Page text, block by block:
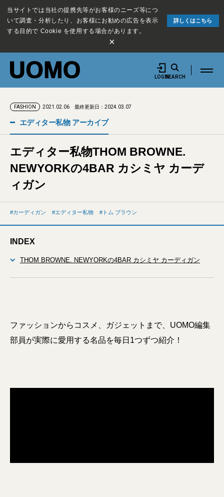
当サイトでは当社の提携先等がお客様のニーズ等につ
いて調査・分析したり、お客様にお勧めの広告を表示
する目的で Cookie を使用する場合があります。
詳しくはこちら
×
LOGINSEARCH
FASHION 2021.02.06 最終更新日：2024.03.07
エディター私物 アーカイブ
エディター私物THOM BROWNE.
NEWYORKの4BAR カシミヤ カーデ
ィガン
カーディガン エディター私物 トム ブラウン
INDEX
THOM BROWNE. NEWYORKの4BAR カシミヤ カーディガン
ファッションからコスメ、ガジェットまで、UOMO編集
部員が実際に愛用する名品を毎日1つずつ紹介！